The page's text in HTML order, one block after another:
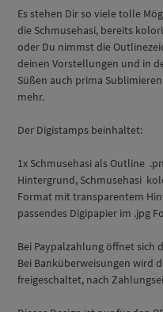
Es stehen Dir so viele tolle
die Schmusehasi, bereits
oder Du nimmst die
deinen Vorstellungen und in
Süßen auch prima
mehr.
Der Digistamps beinhaltet:
1x Schmusehasi als Outline
Hintergrund, Schmusehasi
Format mit transparentem
passendes Digipapier im .jpg
Bei Paypalzahlung öffnet sich
Bei Banküberweisungen wird
freigeschaltet, nach